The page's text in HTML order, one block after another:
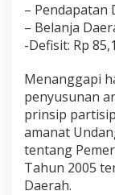
– Pendapatan
– Belanja
-Defisit: Rp
Menanggapi
penyusunan
prinsip
amanat
tentang
Tahun 2005
Daerah.